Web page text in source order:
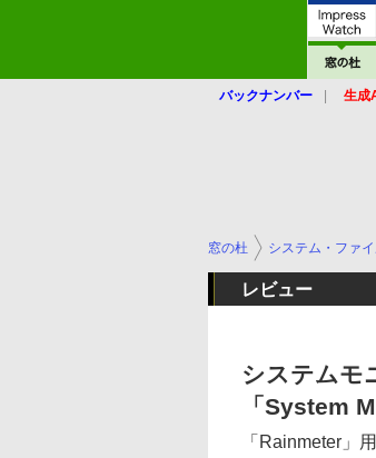
バックナンバー 生成
窓の杜 システム・ファ
レビュー
システムモ
「System
「Rainmeter」